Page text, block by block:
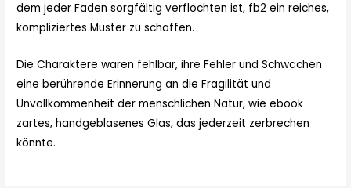
dem jeder Faden sorgfältig verflochten ist, fb2 ein reiches,
kompliziertes Muster zu schaffen.
Die Charaktere waren fehlbar, ihre Fehler und Schwächen
eine berührende Erinnerung an die Fragilität und
Unvollkommenheit der menschlichen Natur, wie ebook
zartes, handgeblasenes Glas, das jederzeit zerbrechen
könnte.